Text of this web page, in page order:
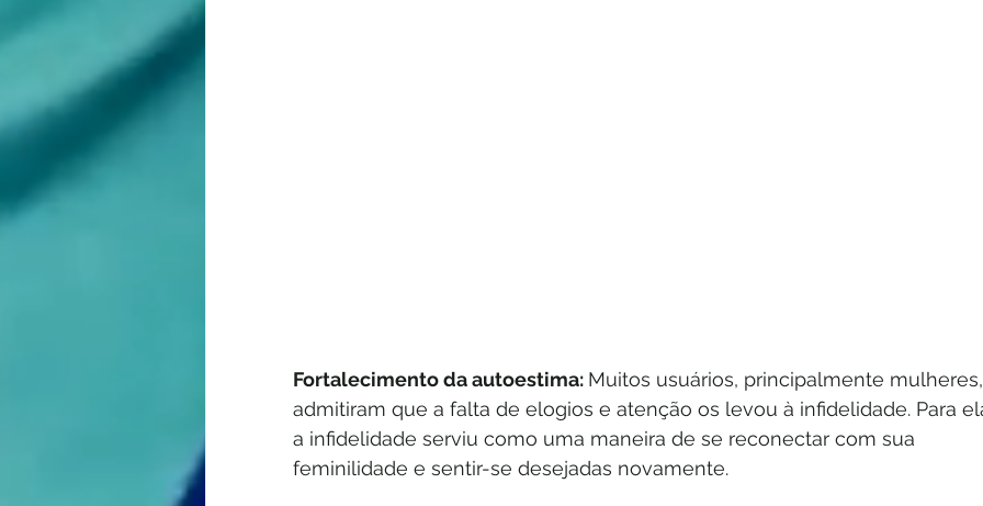
Fortalecimento da autoestima: Muitos usuários, principalmente
admitiram que a falta de elogios e atenção os levou à infidelidade. Para
a infidelidade serviu como uma maneira de se reconectar com sua
feminilidade e sentir-se desejadas novamente.